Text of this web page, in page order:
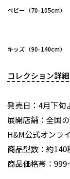
ベビー（70-105cm）
キッズ（90-140cm）
コレクション詳細
発売日：4月下旬
展開店舗：全国
H&M公式オンラ
商品型数：約140
商品価格帯：999